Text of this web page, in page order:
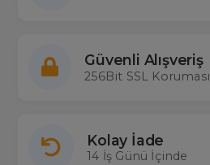
Güvenli Alışveriş
256Bit SSL Koruması
Kolay İade
14 İş Günü İçinde